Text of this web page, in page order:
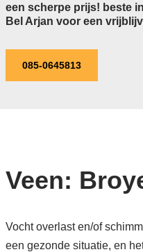
een scherpe prijs! beste
Bel Arjan voor een
085-0645813
Veen:
Vocht overlast en/of
een gezonde situatie, en